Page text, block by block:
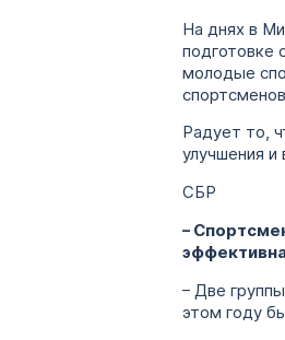
На днях в
подготовке
молодые
Радует то,
улучшения и
СБР
–
– Две
этом году